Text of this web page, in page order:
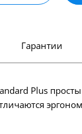
Гарантии
Plus